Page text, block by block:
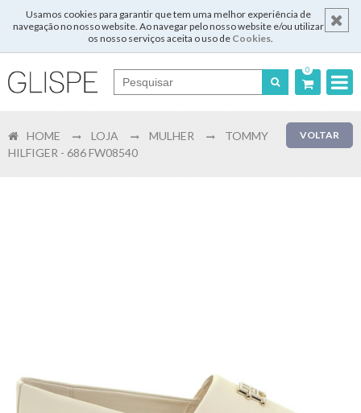
Usamos cookies para garantir que tem uma melhor experiência de
navegação no nosso website. Ao navegar pelo nosso website e/ou utilizar
os nosso serviços aceita o uso de Cookies.
0
English
Carrinho
VOLTAR
HOME LOJA MULHER
TOMMY
HILFIGER - 686 FW08540